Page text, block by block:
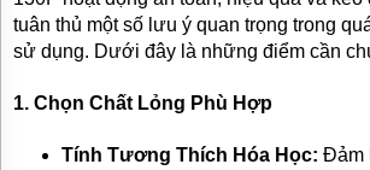
tuân thủ một số lưu ý quan trọng trong
sử dụng. Dưới đây là những điểm cần
1. Chọn Chất Lỏng Phù Hợp
Tính Tương Thích Hóa Học: Đảm